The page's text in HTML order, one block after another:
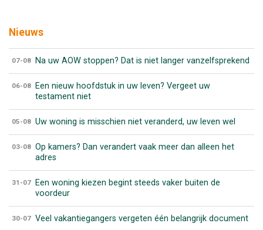
Nieuws
07-08 Na uw AOW stoppen? Dat is niet langer vanzelfsprekend
06-08
Een nieuw hoofdstuk in uw leven? Vergeet uw
testament niet
05-08 Uw woning is misschien niet veranderd, uw leven wel
03-08 Op kamers? Dan verandert vaak meer dan alleen het
adres
31-07
Een woning kiezen begint steeds vaker buiten de
voordeur
30-07 Veel vakantiegangers vergeten één belangrijk document